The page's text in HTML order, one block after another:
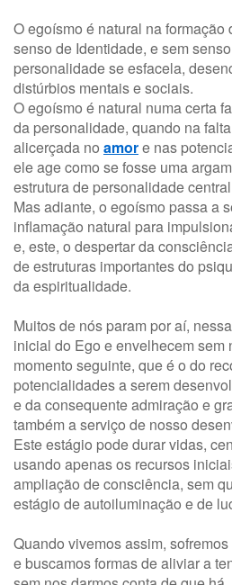
O egoísmo é natural na
senso de Identidade, e sem
personalidade se esfacela,
distúrbios mentais e sociais.
O egoísmo é natural numa certa
da personalidade, quando na
alicerçada no amore nas
ele age como se fosse uma
estrutura de personalidade
Mas adiante, o egoísmo passa a
inflamação natural para
e, este, o despertar da
de estruturas importantes do
da espiritualidade.
Muitos de nós param por aí,
inicial do Ego e envelhecem sem
momento seguinte, que é o do
potencialidades a serem
e da consequente admiração e
também a serviço de nosso
Este estágio pode durar vidas,
usando apenas os recursos
ampliação de consciência, sem
estágio de autoiluminação e de
Quando vivemos assim,
e buscamos formas de aliviar a